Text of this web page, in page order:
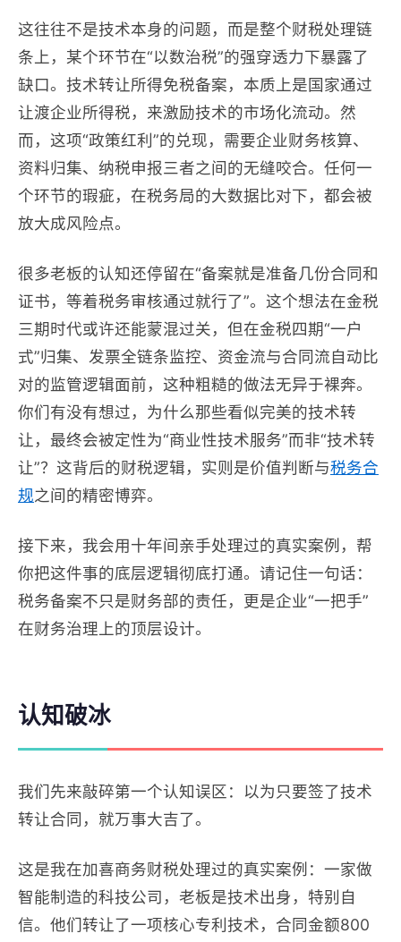
这往往不是技术本身的问题，而是整个财税处理链
条上，某个环节在“以数治税”的强穿透力下暴露了
缺口。技术转让所得免税备案，本质上是国家通过
让渡企业所得税，来激励技术的市场化流动。然
而，这项“政策红利”的兑现，需要企业财务核算、
资料归集、纳税申报三者之间的无缝咬合。任何一
个环节的瑕疵，在税务局的大数据比对下，都会被
放大成风险点。
很多老板的认知还停留在“备案就是准备几份合同和
证书，等着税务审核通过就行了”。这个想法在金税
三期时代或许还能蒙混过关，但在金税四期“一户
式”归集、发票全链条监控、资金流与合同流自动比
对的监管逻辑面前，这种粗糙的做法无异于裸奔。
你们有没有想过，为什么那些看似完美的技术转
让，最终会被定性为“商业性技术服务”而非“技术转
让”？这背后的财税逻辑，实则是价值判断与税务合
规之间的精密博弈。
接下来，我会用十年间亲手处理过的真实案例，帮
你把这件事的底层逻辑彻底打通。请记住一句话：
税务备案不只是财务部的责任，更是企业“一把手”
在财务治理上的顶层设计。
认知破冰
我们先来敲碎第一个认知误区：以为只要签了技术
转让合同，就万事大吉了。
这是我在加喜商务财税处理过的真实案例：一家做
智能制造的科技公司，老板是技术出身，特别自
信。他们转让了一项核心专利技术，合同金额800